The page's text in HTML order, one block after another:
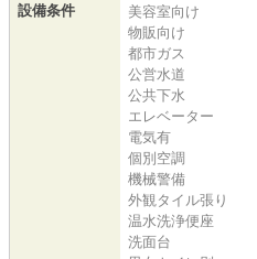
設備条件
美容室向け
物販向け
都市ガス
公営水道
公共下水
エレベーター
電気有
個別空調
機械警備
外観タイル張り
温水洗浄便座
洗面台